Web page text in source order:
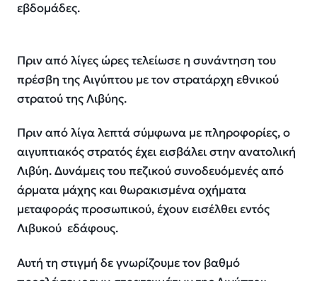
εβδομάδες.
Πριν από λίγες ώρες τελείωσε η συνάντηση του
πρέσβη της Αιγύπτου με τον στρατάρχη εθνικού
στρατού της Λιβύης.
Πριν από λίγα λεπτά σύμφωνα με πληροφορίες, ο
αιγυπτιακός στρατός έχει εισβάλει στην ανατολική
Λιβύη. Δυνάμεις του πεζικού συνοδευόμενές από
άρματα μάχης και θωρακισμένα οχήματα
μεταφοράς προσωπικού, έχουν εισέλθει εντός
Λιβυκού εδάφους.
Αυτή τη στιγμή δε γνωρίζουμε τον βαθμό